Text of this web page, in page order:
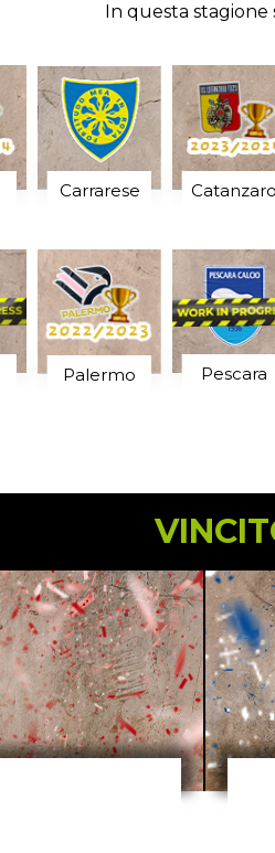
In questa stagione
Carrarese Catanzaro
Palermo Pescara